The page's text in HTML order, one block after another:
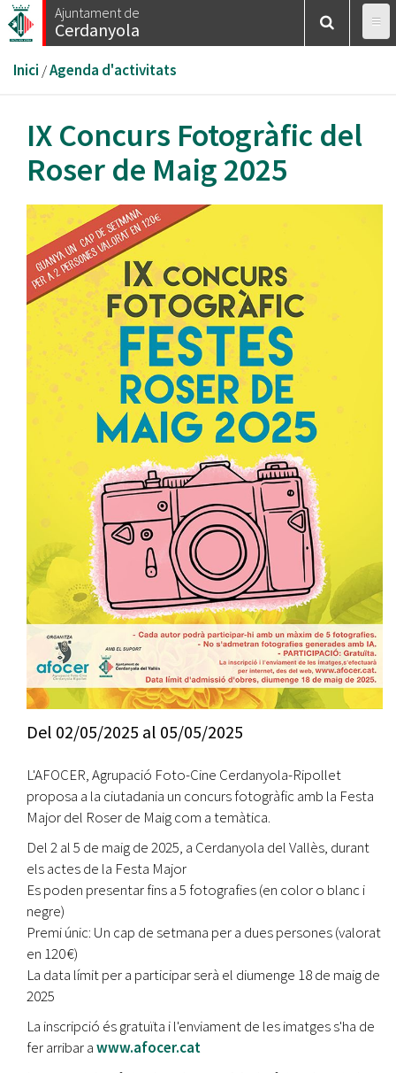
Vés
al
Ajuntament de
Cerdanyola
Esteu
aquí
Inici /Agenda d'activitats
IX Concurs Fotogràfic del
Roser de Maig 2025
Del 02/05/2025 al 05/05/2025
L'AFOCER, Agrupació Foto-Cine Cerdanyola-Ripollet
proposa a la ciutadania un concurs fotogràfic amb la Festa
Major del Roser de Maig com a temàtica.
Del 2 al 5 de maig de 2025, a Cerdanyola del Vallès, durant
els actes de la Festa Major
Es poden presentar fins a 5 fotografies (en color o blanc i
negre)
Premi únic: Un cap de setmana per a dues persones (valorat
en 120 €)
La data límit per a participar serà el diumenge 18 de maig de
2025
La inscripció és gratuïta i l'enviament de les imatges s'ha de
fer arribar awww.afocer.cat